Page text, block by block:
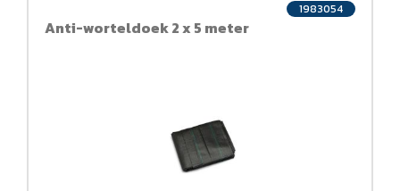
Anti-worteldoek 2 x 5 meter
1983054